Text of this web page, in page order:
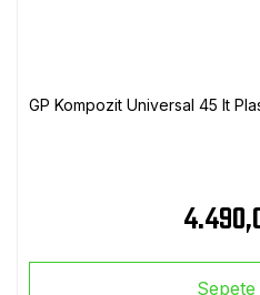
GP Kompozit Universal 45 lt
Sepete